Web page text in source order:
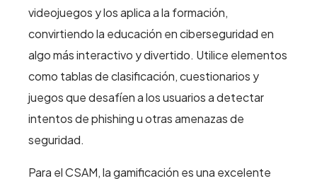
videojuegos y los aplica a la formación,
convirtiendo la educación en ciberseguridad en
algo más interactivo y divertido. Utilice elementos
como tablas de clasificación, cuestionarios y
juegos que desafíen a los usuarios a detectar
intentos de phishing u otras amenazas de
seguridad.
Para el CSAM, la gamificación es una excelente